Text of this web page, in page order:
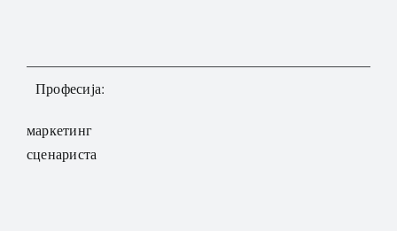
Професија:
маркетинг
сценариста